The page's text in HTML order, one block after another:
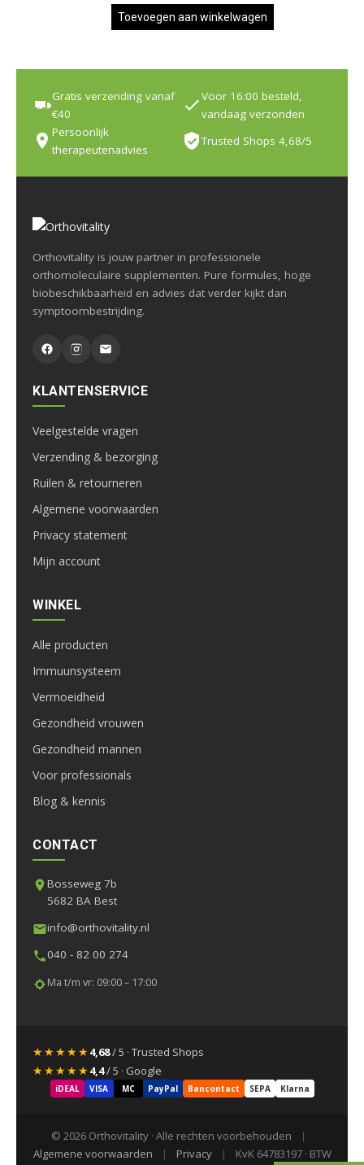
Toevoegen aan winkelwagen
Gratis verzending vanaf
€40
Voor 16:00 besteld,
vandaag verzonden
Persoonlijk
therapeutenadvies
Trusted Shops 4,68/5
Orthovitality is jouw partner in professionele
orthomoleculaire supplementen. Pure formules, hoge
biobeschikbaarheid en advies dat verder kijkt dan
symptoombestrijding.
KLANTENSERVICE
Veelgestelde vragen
Verzending & bezorging
Ruilen & retourneren
Algemene voorwaarden
Privacy statement
Mijn account
WINKEL
Alle producten
Immuunsysteem
Vermoeidheid
Gezondheid vrouwen
Gezondheid mannen
Voor professionals
Blog & kennis
CONTACT
Bosseweg 7b
5682 BA Best
info@orthovitality.nl
040 - 82 00 274
Ma t/m vr: 09:00 – 17:00
★★★★★4,68/ 5 · Trusted Shops
★★★★★4,4/ 5 · Google
iDEAL VISA MC PayPal Bancontact SEPA Klarna
© 2026 Orthovitality · Alle rechten voorbehouden
|
Algemene voorwaarden
| Privacy |
KvK 64783197 · BTW